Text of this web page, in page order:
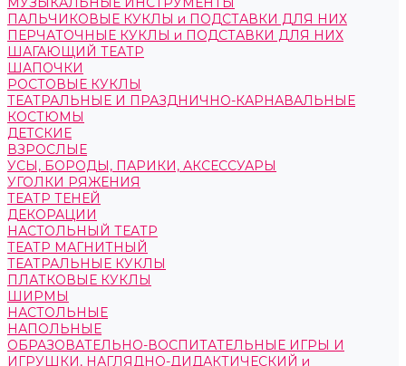
ПАЛЬЧИКОВЫЕ КУКЛЫ и ПОДСТАВКИ ДЛЯ НИХ
ПЕРЧАТОЧНЫЕ КУКЛЫ и ПОДСТАВКИ ДЛЯ НИХ
ШАГАЮЩИЙ ТЕАТР
ШАПОЧКИ
РОСТОВЫЕ КУКЛЫ
ТЕАТРАЛЬНЫЕ И ПРАЗДНИЧНО-КАРНАВАЛЬНЫЕ
КОСТЮМЫ
ДЕТСКИЕ
ВЗРОСЛЫЕ
УСЫ, БОРОДЫ, ПАРИКИ, АКСЕССУАРЫ
УГОЛКИ РЯЖЕНИЯ
ТЕАТР ТЕНЕЙ
ДЕКОРАЦИИ
НАСТОЛЬНЫЙ ТЕАТР
ТЕАТР МАГНИТНЫЙ
ТЕАТРАЛЬНЫЕ КУКЛЫ
ПЛАТКОВЫЕ КУКЛЫ
ШИРМЫ
НАСТОЛЬНЫЕ
НАПОЛЬНЫЕ
ОБРАЗОВАТЕЛЬНО-ВОСПИТАТЕЛЬНЫЕ ИГРЫ И
ИГРУШКИ, НАГЛЯДНО-ДИДАКТИЧЕСКИЙ и